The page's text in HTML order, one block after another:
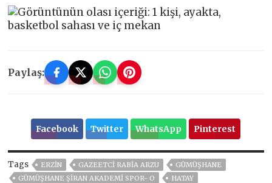
Paylaş:
Facebook Twitter WhatsApp Pinterest
Tags ERZIN GAZEETCI RABIA ARZU
GÜMÜŞHANE
GÜMÜŞHANE ŞİRAN AKADEMİ SPOR- O
HATAY